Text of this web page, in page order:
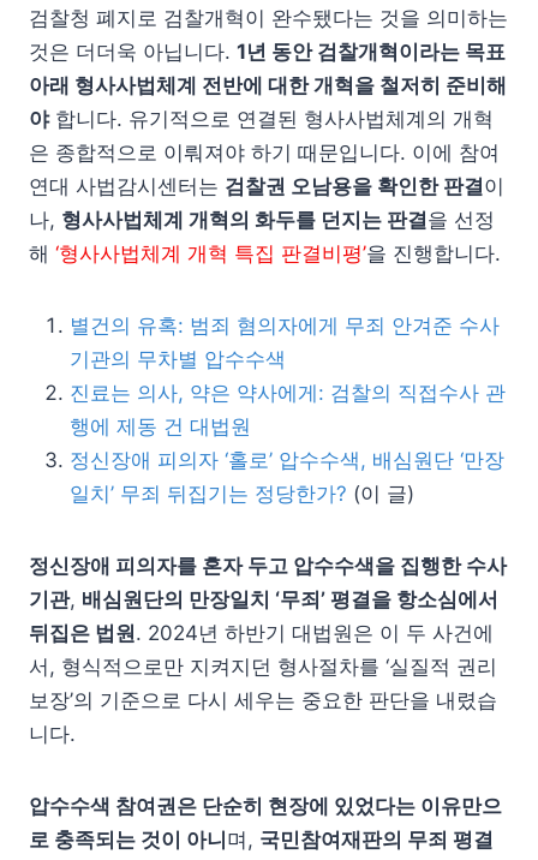
검찰청 폐지로 검찰개혁이 완수됐다는 것을 의미하는
것은 더더욱 아닙니다. 1년 동안 검찰개혁이라는 목표
아래 형사사법체계 전반에 대한 개혁을 철저히 준비해
야합니다. 유기적으로 연결된 형사사법체계의 개혁
은 종합적으로 이뤄져야 하기 때문입니다. 이에 참여
연대 사법감시센터는 검찰권 오남용을 확인한 판결이
나, 형사사법체계 개혁의 화두를 던지는 판결을 선정
해 ‘형사사법체계 개혁 특집 판결비평’을 진행합니다.
별건의 유혹: 범죄 혐의자에게 무죄 안겨준 수사
기관의 무차별 압수수색
진료는 의사, 약은 약사에게: 검찰의 직접수사 관
행에 제동 건 대법원
정신장애 피의자 ‘홀로’ 압수수색, 배심원단 ‘만장
일치’ 무죄 뒤집기는 정당한가? (이 글)
정신장애 피의자를 혼자 두고 압수수색을 집행한 수사
기관, 배심원단의 만장일치 ‘무죄’ 평결을 항소심에서
뒤집은 법원. 2024년 하반기 대법원은 이 두 사건에
서, 형식적으로만 지켜지던 형사절차를 ‘실질적 권리
보장’의 기준으로 다시 세우는 중요한 판단을 내렸습
니다.
압수수색 참여권은 단순히 현장에 있었다는 이유만으
로 충족되는 것이 아니 며, 국민참여재판의 무죄 평결